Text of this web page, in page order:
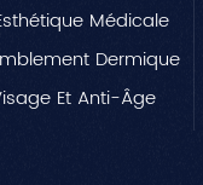
Médicale
Dermique
Et Anti-Âge